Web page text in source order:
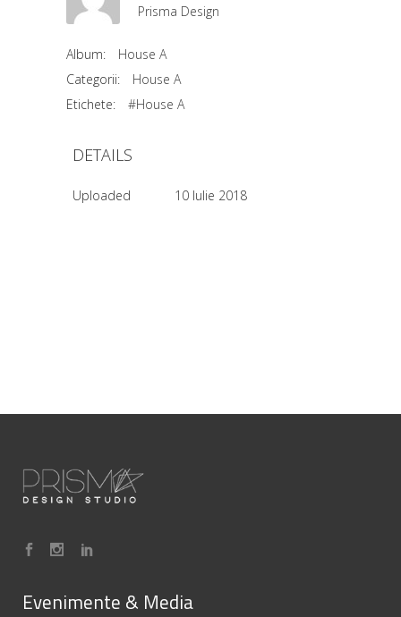
Prisma Design
Album:
House A
Categorii:
House A
Etichete:
#House A
DETAILS
Uploaded 10 Iulie 2018
Evenimente & Media